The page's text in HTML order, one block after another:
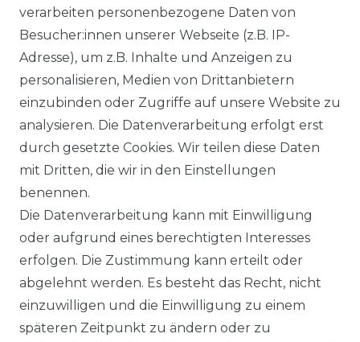
verarbeiten personenbezogene Daten von
Besucher:innen unserer Webseite (z.B. IP-
Adresse), um z.B. Inhalte und Anzeigen zu
personalisieren, Medien von Drittanbietern
einzubinden oder Zugriffe auf unsere Website zu
analysieren. Die Datenverarbeitung erfolgt erst
durch gesetzte Cookies. Wir teilen diese Daten
mit Dritten, die wir in den Einstellungen
benennen.
Die Datenverarbeitung kann mit Einwilligung
oder aufgrund eines berechtigten Interesses
erfolgen. Die Zustimmung kann erteilt oder
abgelehnt werden. Es besteht das Recht, nicht
einzuwilligen und die Einwilligung zu einem
späteren Zeitpunkt zu ändern oder zu